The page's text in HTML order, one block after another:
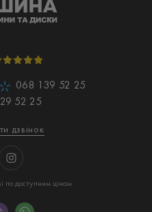
068 139 52 25
52 25
дзвінок
по доступним цінам